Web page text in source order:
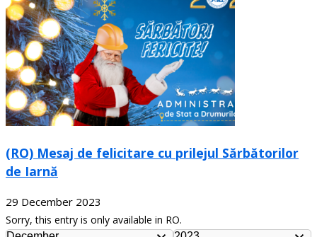
(RO) Mesaj de felicitare cu prilejul Sărbătorilor
de Iarnă
29 December 2023
Sorry, this entry is only available in RO.